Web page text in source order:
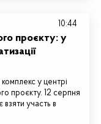
проєкту: у
у центрі
проєкту. 12 серпня
участь в
10:44